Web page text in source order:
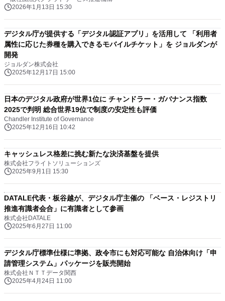
2026年1月13日 15:30
デジタル庁が提供する「デジタル認証アプリ」を活用して 「利用者
属性に応じた券種を購入できるモバイルチケット」を ジョルダンが
開発
ジョルダン株式会社
2025年12月17日 15:00
日本のデジタル政府が世界1位に チャンドラー・ガバナンス指数
2025で判明 総合世界19位で制度の安定性も評価
Chandler Institute of Governance
2025年12月16日 10:42
キャッシュレス格差に挑む新たな決済基盤を提供
株式会社フライトソリューションズ
2025年9月1日 15:30
DATALE代表・板谷越が、デジタル庁主催の 「ベース・レジストリ
推進有識者会合」に有識者として参画
株式会社DATALE
2025年6月27日 11:00
デジタル庁標準仕様に準拠、政令市にも対応可能な 自治体向け「申
請管理システム」パッケージを販売開始
株式会社ＮＴＴデータ関西
2025年4月24日 11:00